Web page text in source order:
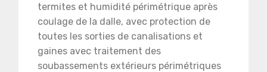
termites et humidité périmétrique après
coulage de la dalle, avec protection de
toutes les sorties de canalisations et
gaines avec traitement des
soubassements extérieurs périmétriques